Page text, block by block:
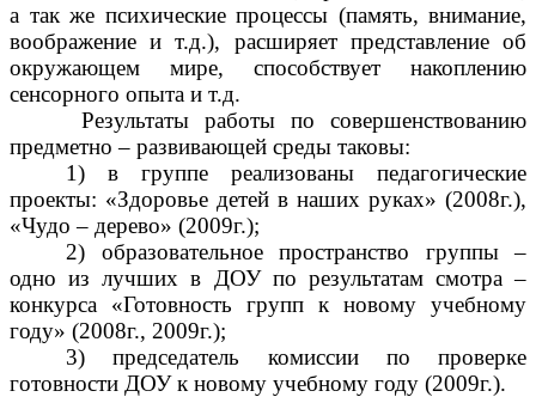
а так же психические процессы (память, внимание,
воображение и т.д.), расширяет представление об
окружающем мире, способствует накоплению
сенсорного опыта и т.д.
Результаты работы по совершенствованию
предметно – развивающей среды таковы:
1) в группе реализованы педагогические
проекты: «Здоровье детей в наших руках» (2008г.),
«Чудо – дерево» (2009г.);
2) образовательное пространство группы –
одно из лучших в ДОУ по результатам смотра –
конкурса «Готовность групп к новому учебному
году» (2008г., 2009г.);
3) председатель комиссии по проверке
готовности ДОУ к новому учебному году (2009г.).